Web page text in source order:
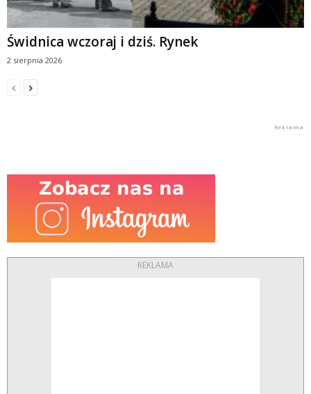
Świdnica wczoraj i dziś. Rynek
2 sierpnia 2026
REKLAMA